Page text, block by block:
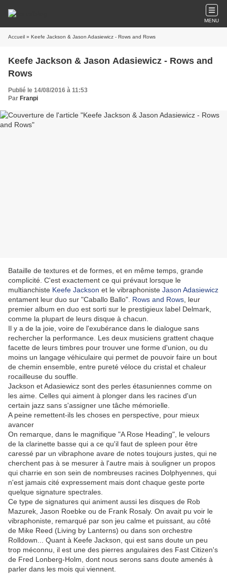
MENU
Accueil » Keefe Jackson & Jason Adasiewicz - Rows and Rows
Keefe Jackson & Jason Adasiewicz - Rows and
Rows
Publié le 14/08/2016 à 11:53
Par Franpi
Bataille de textures et de formes, et en même temps, grande
complicité. C'est exactement ce qui prévaut lorsque le
multianchiste Keefe Jackson et le vibraphoniste Jason Adasiewicz
entament leur duo sur "Caballo Ballo". Rows and Rows , leur
premier album en duo est sorti sur le prestigieux label Delmark,
comme la plupart de leurs disque à chacun.
Il y a de la joie, voire de l'exubérance dans le dialogue sans
rechercher la performance. Les deux musiciens grattent chaque
facette de leurs timbres pour trouver une forme d'union, ou du
moins un langage véhiculaire qui permet de pouvoir faire un bout
de chemin ensemble, entre pureté véloce du cristal et chaleur
rocailleuse du souffle.
Jackson et Adasiewicz sont des perles étasuniennes comme on
les aime. Celles qui aiment à plonger dans les racines d'un
certain jazz sans s'assigner une tâche mémorielle.
A peine remettent-ils les choses en perspective, pour mieux
avancer
On remarque, dans le magnifique "A Rose Heading", le velours
de la clarinette basse qui a ce qu'il faut de spleen pour être
caressé par un vibraphone avare de notes toujours justes, qui ne
cherchent pas à se mesurer à l'autre mais à souligner un propos
qui charrie en son sein de nombreuses racines Dolphyennes, qui
n'est jamais cité expressement mais dont chaque geste porte
quelque signature spectrales.
Ce type de signatures qui animent aussi les disques de Rob
Mazurek, Jason Roebke ou de Frank Rosaly. On avait pu voir le
vibraphoniste, remarqué par son jeu calme et puissant, au côté
de Mike Reed (Living by Lanterns) ou dans son orchestre
Rolldown... Quant à Keefe Jackson, qui est sans doute un peu
trop méconnu, il est une des pierres angulaires des Fast Citizen's
de Fred Lonberg-Holm, dont nous serons sans doute amenés à
parler dans les mois qui viennent.